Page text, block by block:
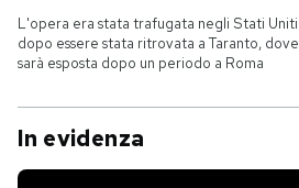
L'opera era stata trafugata negli Stati Uniti
dopo essere stata ritrovata a Taranto, dove
sarà esposta dopo un periodo a Roma
In evidenza